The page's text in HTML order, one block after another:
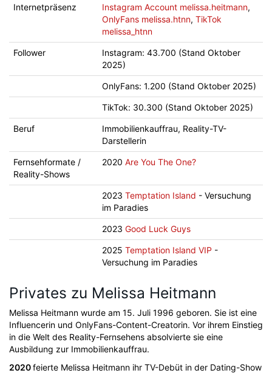
Internetpräsenz Instagram Account melissa.heitmann,
OnlyFans melissa.htnn, TikTok
melissa_htnn
Follower
Instagram: 43.700 (Stand Oktober
2025)
OnlyFans: 1.200 (Stand Oktober 2025)
TikTok: 30.300 (Stand Oktober 2025)
Beruf
Immobilienkauffrau, Reality-TV-
Darstellerin
Fernsehformate /
Reality-Shows
2020 Are You The One?
2023 Temptation Island - Versuchung
im Paradies
2023 Good Luck Guys
2025 Temptation Island VIP -
Versuchung im Paradies
Privates zu Melissa Heitmann
Melissa Heitmann wurde am 15. Juli 1996 geboren. Sie ist eine
Influencerin und OnlyFans-Content-Creatorin. Vor ihrem Einstieg
in die Welt des Reality-Fernsehens absolvierte sie eine
Ausbildung zur Immobilienkauffrau.
2020feierte Melissa Heitmann ihr TV-Debüt in der Dating-Show